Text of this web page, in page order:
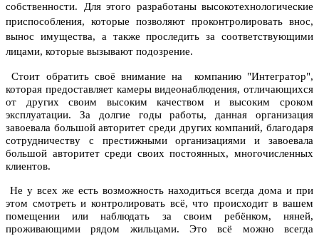
собственности.
Для этого разработаны высокотехнологические
приспособления, которые позволяют проконтролировать внос,
вынос имущества, а также проследить за соответствующими
лицами, которые вызывают подозрение.
Стоит обратить своё внимание на компанию "Интегратор",
которая предоставляет камеры видеонаблюдения, отличающихся
от других своим высоким качеством и высоким сроком
эксплуатации. За долгие годы работы, данная организация
завоевала большой авторитет среди других компаний, благодаря
сотрудничеству с престижными организациями и завоевала
большой авторитет среди своих постоянных, многочисленных
клиентов.
Не у всех же есть возможность находиться всегда дома и при
этом смотреть и контролировать всё, что происходит в вашем
помещении или наблюдать за своим ребёнком, няней,
проживающими рядом жильцами. Это всё можно всегда